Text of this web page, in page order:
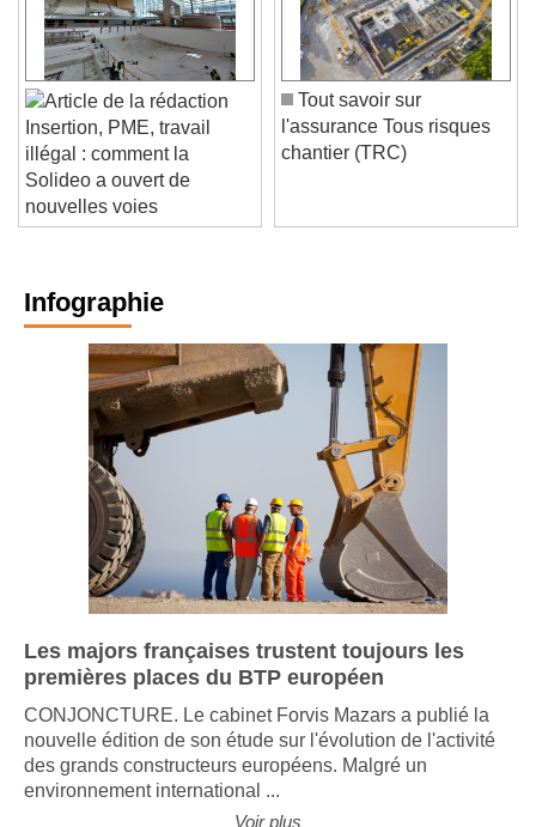
Insertion, PME, travail
illégal : comment la
Solideo a ouvert de
nouvelles voies
Tout savoir sur
l'assurance Tous risques
Infographie
Les majors françaises trustent toujours les
premières places du BTP européen
CONJONCTURE. Le cabinet Forvis Mazars a publié la
nouvelle édition de son étude sur l'évolution de l'activité
des grands constructeurs européens. Malgré un